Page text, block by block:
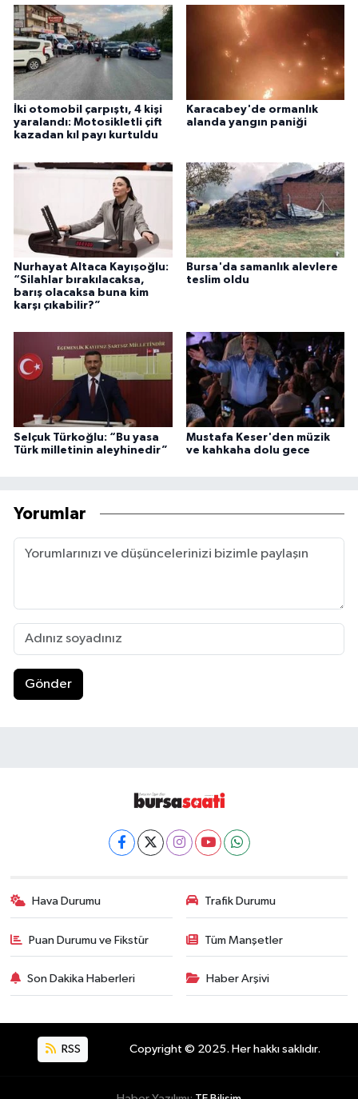
İki otomobil çarpıştı, 4 kişi
yaralandı: Motosikletli çift
kazadan kıl payı kurtuldu
Karacabey'de ormanlık
alanda yangın paniği
Nurhayat Altaca Kayışoğlu:
“Silahlar bırakılacaksa,
barış olacaksa buna kim
karşı çıkabilir?”
Bursa'da samanlık alevlere
teslim oldu
Selçuk Türkoğlu: “Bu yasa
Türk milletinin aleyhinedir”
Mustafa Keser'den müzik
ve kahkaha dolu gece
Yorumlar
Gönder
Hava Durumu Trafik Durumu
Puan Durumu ve Fikstür Tüm Manşetler
Son Dakika Haberleri Haber Arşivi
RSS Copyright © 2025. Her hakkı saklıdır.